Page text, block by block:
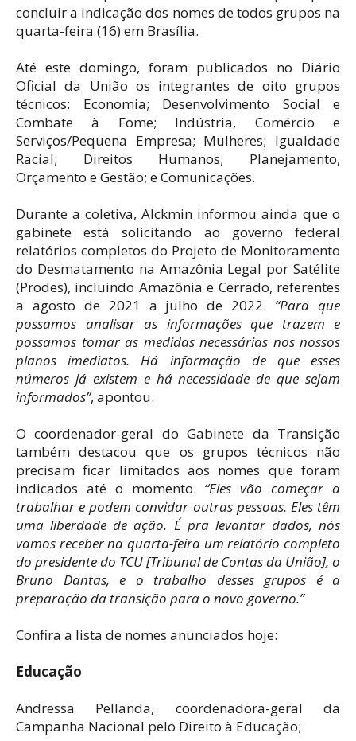
concluir a indicação dos nomes de todos grupos na
quarta-feira (16) em Brasília.
Até este domingo, foram publicados no Diário
Oficial da União os integrantes de oito grupos
técnicos: Economia; Desenvolvimento Social e
Combate à Fome; Indústria, Comércio e
Serviços/Pequena Empresa; Mulheres; Igualdade
Racial; Direitos Humanos; Planejamento,
Orçamento e Gestão; e Comunicações.
Durante a coletiva, Alckmin informou ainda que o
gabinete está solicitando ao governo federal
relatórios completos do Projeto de Monitoramento
do Desmatamento na Amazônia Legal por Satélite
(Prodes), incluindo Amazônia e Cerrado, referentes
a agosto de 2021 a julho de 2022. “Para que
possamos analisar as informações que trazem e
possamos tomar as medidas necessárias nos nossos
planos imediatos. Há informação de que esses
números já existem e há necessidade de que sejam
informados”, apontou.
O coordenador-geral do Gabinete da Transição
também destacou que os grupos técnicos não
precisam ficar limitados aos nomes que foram
indicados até o momento. “Eles vão começar a
trabalhar e podem convidar outras pessoas. Eles têm
uma liberdade de ação. É pra levantar dados, nós
vamos receber na quarta-feira um relatório completo
do presidente do TCU [Tribunal de Contas da União], o
Bruno Dantas, e o trabalho desses grupos é a
preparação da transição para o novo governo.”
Confira a lista de nomes anunciados hoje:
Educação
Andressa Pellanda, coordenadora-geral da
Campanha Nacional pelo Direito à Educação;